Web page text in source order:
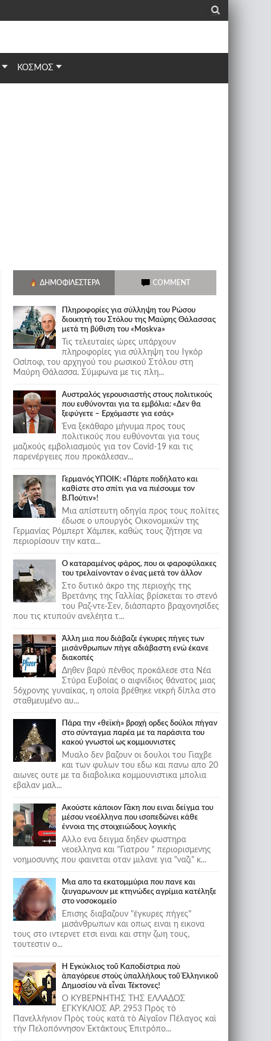
_
ΚΟΣΜΟΣ
ΔΗΜΟΦΙΛΈΣΤΕΡΑ COMMENT
Πληροφορίες για σύλληψη του Ρώσου
διοικητή του Στόλου της Mαύρης Θάλασσας
μετά τη βύθιση του «Moskva»
Τις τελευταίες ώρες υπάρχουν
πληροφορίες για σύλληψη του Ιγκόρ
Οσίποφ, του αρχηγού του ρωσικού Στόλου στη
Μαύρη Θάλασσα. Σύμφωνα με τις πλη...
Αυστραλός γερουσιαστής στους πολιτικούς
που ευθύνονται για τα εμβόλια: «Δεν θα
ξεφύγετε – Ερχόμαστε για εσάς»
Ένα ξεκάθαρο μήνυμα προς τους
πολιτικούς που ευθύνονται για τους
μαζικούς εμβολιασμούς για τον Covid-19 και τις
παρενέργειες που προκάλεσαν...
Γερμανός ΥΠΟΙΚ: «Πάρτε ποδήλατο και
καθίστε στο σπίτι για να πιέσουμε τον
Β.Πούτιν»!
Μια απίστευτη οδηγία προς τους πολίτες
έδωσε ο υπουργός Οικονομικών της
Γερμανίας Ρόμπερτ Χάμπεκ, καθώς τους ζήτησε να
περιορίσουν την κατα...
Ο καταραμένος φάρος, που οι φαροφύλακες
του τρελαίνονταν ο ένας μετά τον άλλον
Στο δυτικό άκρο της περιοχής της
Βρετάνης της Γαλλίας βρίσκεται το στενό
του Ραζ-ντε-Σεν, διάσπαρτο βραχονησίδες
που τις κτυπούν ανελέητα τ...
Άλλη μια που διάβαζε έγκυρες πήγες των
μισάνθρωπων πήγε αδιάβαστη ενώ έκανε
διακοπές
Δηθεν βαρύ πένθος προκάλεσε στα Νέα
Στύρα Ευβοίας ο αιφνίδιος θάνατος μιας
56χρονης γυναίκας, η οποία βρέθηκε νεκρή δίπλα στο
σταθμευμένο αυ...
Πάρα την «θεϊκή» βροχή ορδες δούλοι πήγαν
στο σύνταγμα παρέα με τα παράσιτα του
κακού γνωστοί ως κομμουνιστες
Μυαλο δεν βαζουν οι δουλοι του Γιαχβε
και των φυλων του εδω και πανω απο 20
αιωνες ουτε με τα διαβολικα κομμουνιστικα μπολια
εβαλαν μαλ...
Ακούστε κάποιον Γάκη που ειναι δείγμα του
μέσου νεοέλληνα που ισοπεδώνει κάθε
έννοια της στοιχειώδους λογικής
Αλλο ενα δειγμα δηδεν φωστηρα
νεοελληνα και "Γιατρου " περιορισμενης
νοημοσυνης που φαινεται οταν μιλανε για "ναζι" κ...
Μια απο τα εκατομμύρια που πανε και
ζευγαρωνουν με κτηνώδες αγρίμια κατέληξε
στο νοσοκομείο
Επισης διαβαζουν "έγκυρες πήγες"
μισάνθρωπων και οπως ειναι η εικονα
τους στο ιντερνετ ετσι ειναι και στην ζωη τους,
τουτεστιν ο...
Ἡ Ἐγκύκλιος τοῦ Καποδίστρια ποὺ
ἀπαγόρευε στοὺς ὑπαλλήλους τοῦ Ἑλληνικοῦ
Δημοσίου νὰ εἶναι Τέκτονες!
Ο ΚΥΒΕΡΝΗΤΗΣ ΤΗΣ ΕΛΛΑΔΟΣ
ΕΓΚΥΚΛΙΟΣ ΑΡ. 2953 Πρὸς τὸ
Πανελλήνιον Πρὸς τοὺς κατὰ τὸ Αἰγαῖον Πέλαγος καὶ
τὴν Πελοπόννησον Ἐκτάκτους Ἐπιτρόπο...